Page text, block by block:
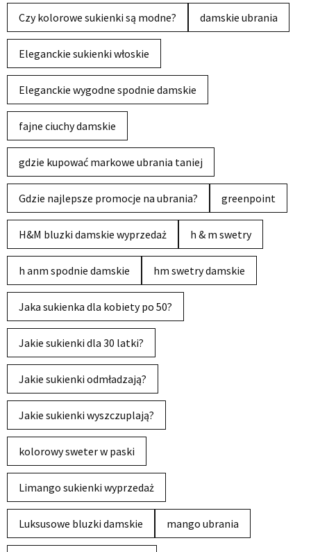
Czy kolorowe sukienki są modne? damskie ubrania
Eleganckie sukienki włoskie
Eleganckie wygodne spodnie damskie
fajne ciuchy damskie
gdzie kupować markowe ubrania taniej
Gdzie najlepsze promocje na ubrania? greenpoint
H&M bluzki damskie wyprzedaż h & m swetry
h anm spodnie damskie hm swetry damskie
Jaka sukienka dla kobiety po 50?
Jakie sukienki dla 30 latki?
Jakie sukienki odmładzają?
Jakie sukienki wyszczuplają?
kolorowy sweter w paski
Limango sukienki wyprzedaż
Luksusowe bluzki damskie mango ubrania